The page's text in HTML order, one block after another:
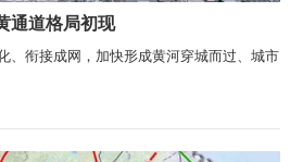
通道格局初现
、衔接成网，加快形成黄河穿城而过、城市